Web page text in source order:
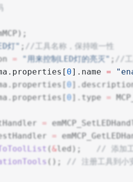
灯" ; //工具名称，保持唯一性
= "用来控制LED灯的亮灭" ; //工
0].name =
0
0 ].type =
=
=
( &led);
// 添加
();
// 注册工具到小